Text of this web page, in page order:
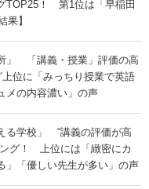
TOP25！ 第1位は「早稲田
果】
」 「講義・授業」評価の高
上位に「みっちり授業で英語
メの内容濃い」の声
る学校」 “講義の評価が高
グ！ 上位には「緻密にカ
」「優しい先生が多い」の声